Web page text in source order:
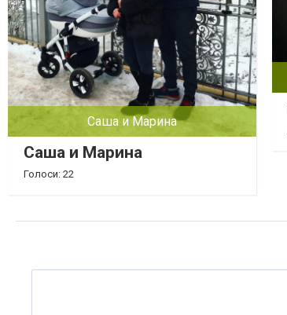
Саша и Марина
Саша и Марина
Голоси: 22